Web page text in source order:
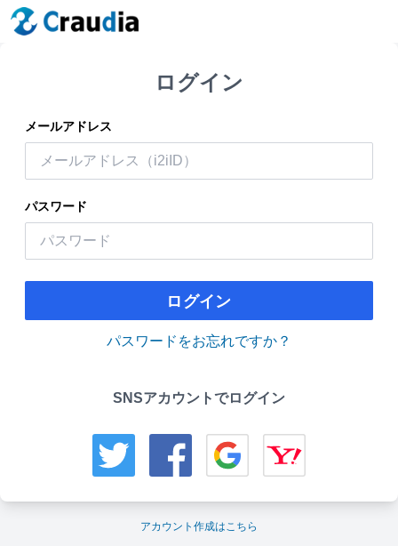
ログイン
メールアドレス
パスワード
ログイン
パスワードをお忘れですか？
SNSアカウントでログイン
アカウント作成はこちら